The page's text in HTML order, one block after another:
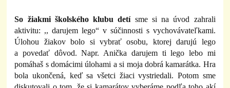
So žiakmi školského klubu detí sme si na úvod zahrali
aktivitu: ,, darujem lego“ v súčinnosti s vychovávateľkami.
Úlohou žiakov bolo si vybrať osobu, ktorej darujú lego
a povedať dôvod. Napr. Anička darujem ti lego lebo mi
pomáhaš s domácimi úlohami a si moja dobrá kamarátka. Hra
bola ukončená, keď sa všetci žiaci vystriedali. Potom sme